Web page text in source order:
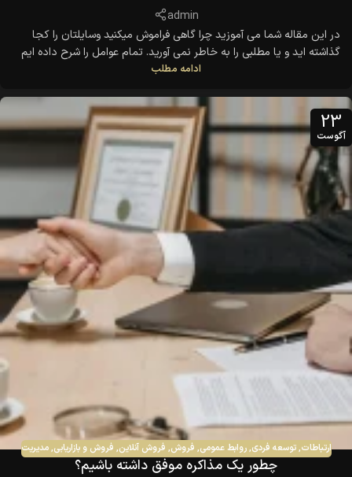
admin
در این مقاله شما می آموزید چرا گاهی فراموش میکنید وسایلتان را کجا
گذاشته اید و یا مطلبی را به خاطر نمی آورید. تمام عوامل را شرح داده ایم
اگر شما نیز تمایل دارید در این خصوص بدانید این مقاله مناسب شماست.
ادامه مطلب
23
آگوست
ارتباطات,توسعه فردی,روابط عمومی, فروش, فروش آنلاین, فروش و بازاریابی,مدیریت
چطور یک مذاکره موفق داشته باشیم؟